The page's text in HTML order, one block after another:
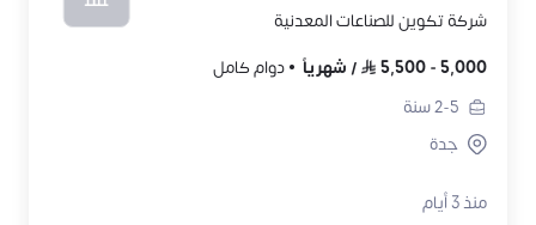
شركة تكوين للصناعات المعدنية
5,000
-
5,500
/ شهرياً
دوام كامل
2-5سنة
جدة
منذ 3 أيام